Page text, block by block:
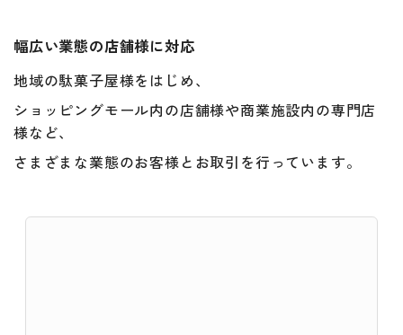
幅広い業態の店舗様に対応
地域の駄菓子屋様をはじめ、
ショッピングモール内の店舗様や商業施設内の専門店
様など、
さまざまな業態のお客様とお取引を行っています。